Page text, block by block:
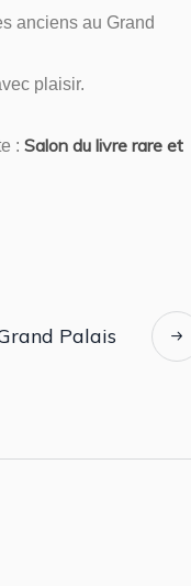
anciens au Grand
plaisir.
: Salon du livre rare et
Palais